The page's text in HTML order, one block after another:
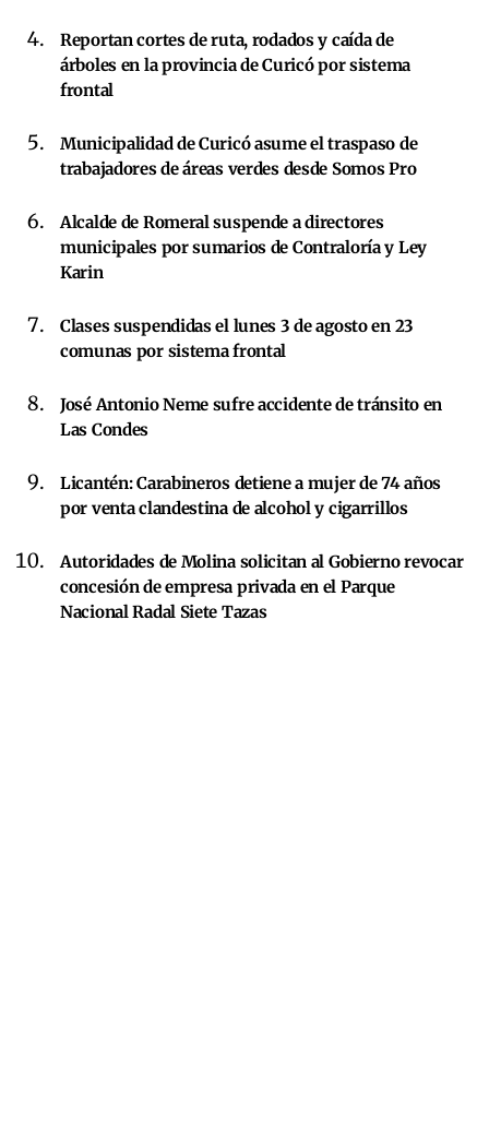
Reportan cortes de ruta, rodados y caída de
árboles en la provincia de Curicó por sistema
frontal
Municipalidad de Curicó asume el traspaso de
trabajadores de áreas verdes desde Somos Pro
Alcalde de Romeral suspende a directores
municipales por sumarios de Contraloría y Ley
Karin
Clases suspendidas el lunes 3 de agosto en 23
comunas por sistema frontal
José Antonio Neme sufre accidente de tránsito en
Las Condes
Licantén: Carabineros detiene a mujer de 74 años
por venta clandestina de alcohol y cigarrillos
Autoridades de Molina solicitan al Gobierno revocar
concesión de empresa privada en el Parque
Nacional Radal Siete Tazas